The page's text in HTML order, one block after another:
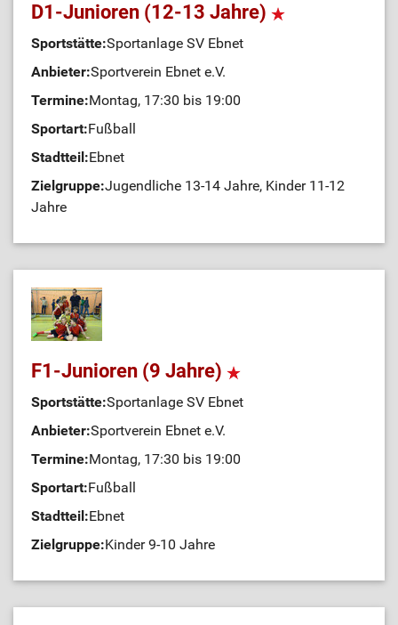
D1-Junioren (12-13 Jahre)
Sportstätte:Sportanlage SV Ebnet
Anbieter:Sportverein Ebnet e.V.
Termine:Montag, 17:30 bis 19:00
Sportart:Fußball
Stadtteil:Ebnet
Zielgruppe:Jugendliche 13-14 Jahre, Kinder 11-12
Jahre
F1-Junioren (9 Jahre)
Sportstätte:Sportanlage SV Ebnet
Anbieter:Sportverein Ebnet e.V.
Termine:Montag, 17:30 bis 19:00
Sportart:Fußball
Stadtteil:Ebnet
Zielgruppe:Kinder 9-10 Jahre